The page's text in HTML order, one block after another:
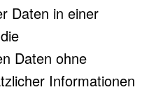
Daten in einer
Daten ohne
Informationen